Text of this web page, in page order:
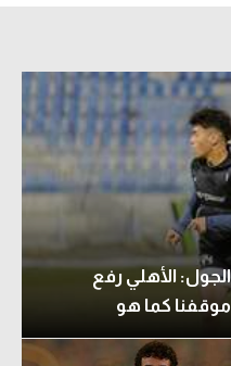
الأهلي رفع
كما هو